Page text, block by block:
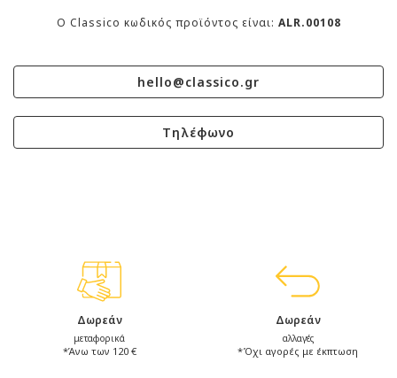
O Classico κωδικός προϊόντος είναι: ALR.00108
hello@classico.gr
Τηλέφωνο
Δωρεάν
μεταφορικά
*Άνω των 120 €
Δωρεάν
αλλαγές
*Όχι αγορές με έκπτωση